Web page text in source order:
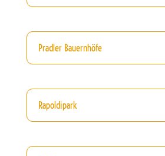
Pradler Bauernhöfe
Rapoldipark